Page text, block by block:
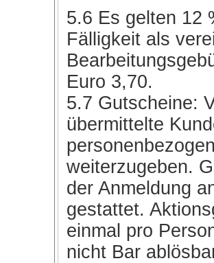
5.6 Es gelten 12
Fälligkeit als
Euro 3,70.
5.7 Gutscheine:
übermittelte
weiterzugeben.
der Anmeldung
gestattet.
einmal pro
nicht Bar